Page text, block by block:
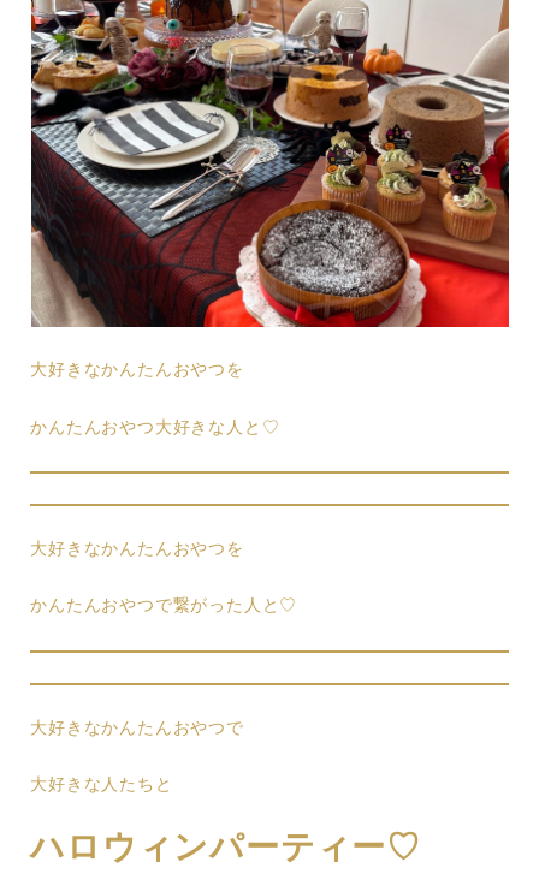
大好きなかんたんおやつを
かんたんおやつ大好きな人と♡
大好きなかんたんおやつを
かんたんおやつで繋がった人と♡
大好きなかんたんおやつで
大好きな人たちと
ハロウィンパーティー♡